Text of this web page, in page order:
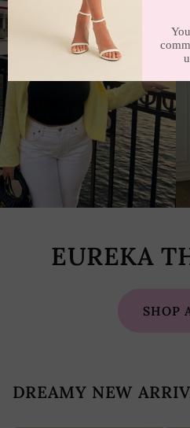
EUREKA
SHOP
DREAMY NEW